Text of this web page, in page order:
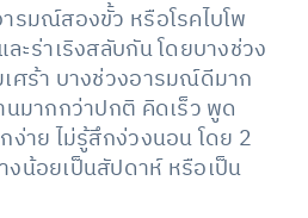
รมณ์สองขั้ว หรือโรคไบโพ
ะร่าเริงสลับกัน โดยบางช่วง
ศร้า บางช่วงอารมณ์ดีมาก
มากกว่าปกติ คิดเร็ว พูด
ง่าย ไม่รู้สึกง่วงนอน โดย 2
น้อยเป็นสัปดาห์ หรือเป็น